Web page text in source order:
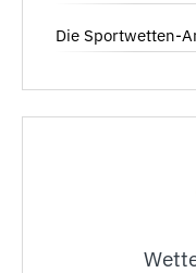
Die Sportwetten-